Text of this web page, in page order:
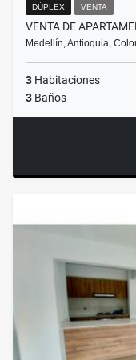
DÚPLEX VENTA
VENTA DE
Medellín, Antioquia,
3 Habitaciones
3 Baños